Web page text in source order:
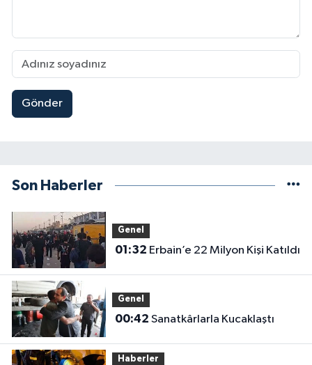
Gönder
Son Haberler
Genel
01:32 Erbain’e 22 Milyon Kişi Katıldı
Genel
00:42 Sanatkârlarla Kucaklaştı
Haberler